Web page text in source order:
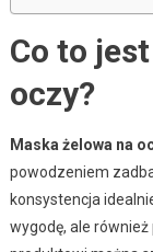
Co to
oczy?
Maska żelowa na
powodzeniem
konsystencja
wygodę, ale